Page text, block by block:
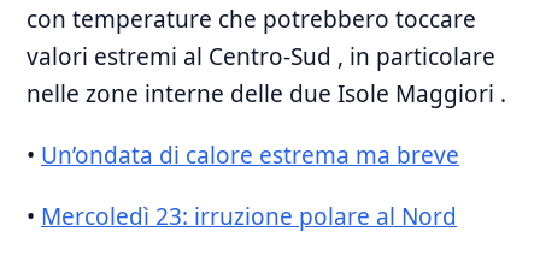
con temperature che potrebbero toccare
valori estremi al Centro-Sud , in particolare
nelle zone interne delle due Isole Maggiori .
• Un’ondata di calore estrema ma breve
• Mercoledì 23: irruzione polare al Nord